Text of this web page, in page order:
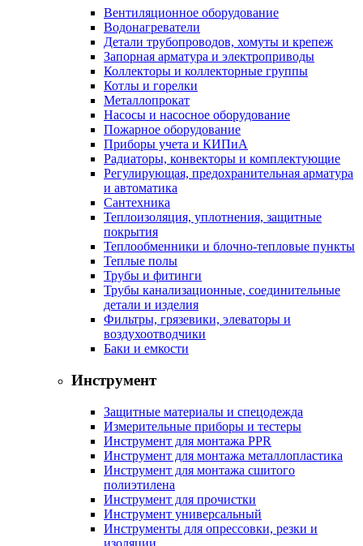
Вентиляционное оборудование
Водонагреватели
Детали трубопроводов, хомуты и крепеж
Запорная арматура и электроприводы
Коллекторы и коллекторные группы
Котлы и горелки
Металлопрокат
Насосы и насосное оборудование
Пожарное оборудование
Приборы учета и КИПиА
Радиаторы, конвекторы и комплектующие
Регулирующая, предохранительная арматура
и автоматика
Сантехника
Теплоизоляция, уплотнения, защитные
покрытия
Теплообменники и блочно-тепловые пункты
Теплые полы
Трубы и фитинги
Трубы канализационные, соединительные
детали и изделия
Фильтры, грязевики, элеваторы и
воздухоотводчики
Баки и емкости
Инструмент
Защитные материалы и спецодежда
Измерительные приборы и тестеры
Инструмент для монтажа PPR
Инструмент для монтажа металлопластика
Инструмент для монтажа сшитого
полиэтилена
Инструмент для прочистки
Инструмент универсальный
Инструменты для опрессовки, резки и
изоляции